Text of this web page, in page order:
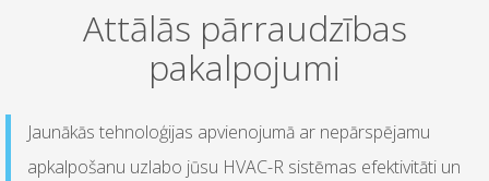
Attālās pārraudzības
pakalpojumi
Jaunākās tehnoloģijas apvienojumā ar nepārspējamu
apkalpošanu uzlabo jūsu HVAC-R sistēmas efektivitāti un